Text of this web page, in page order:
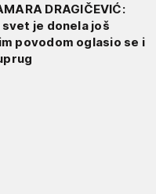
DRAGIČEVIĆ:
svet je donela još
povodom oglasio se i